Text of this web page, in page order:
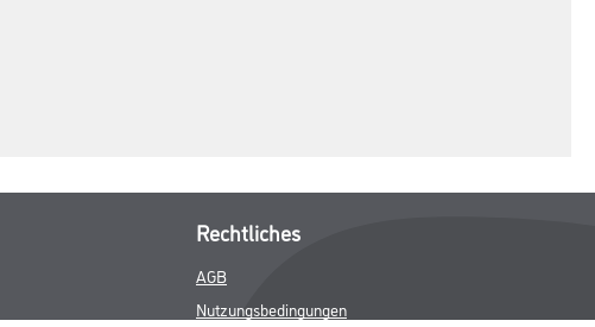
Rechtliches
AGB
Nutzungsbedingungen